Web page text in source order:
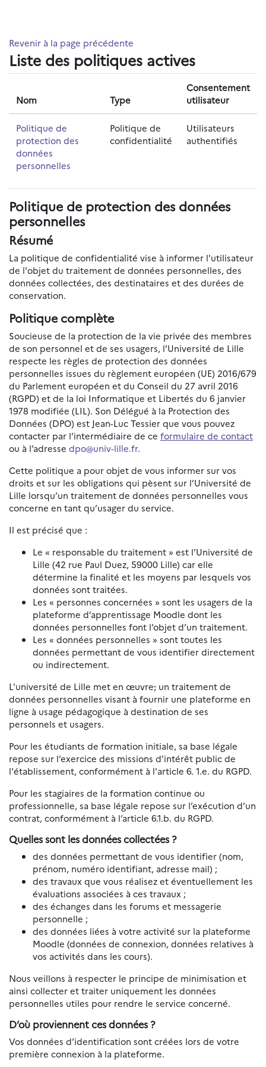
Revenir à la page précédente
Liste des politiques actives
Nom Type
Consentement
utilisateur
Politique de
protection des
données
personnelles
Politique de
confidentialité
Utilisateurs
authentifiés
Politique de protection des données
personnelles
Résumé
La politique de confidentialité vise à informer l'utilisateur
de l'objet du traitement de données personnelles, des
données collectées, des destinataires et des durées de
conservation.
Politique complète
Soucieuse de la protection de la vie privée des membres
de son personnel et de ses usagers, l’Université de Lille
respecte les règles de protection des données
personnelles issues du règlement européen (UE) 2016/679
du Parlement européen et du Conseil du 27 avril 2016
(RGPD) et de la loi Informatique et Libertés du 6 janvier
1978 modifiée (LIL). Son Délégué à la Protection des
Données (DPO) est Jean-Luc Tessier que vous pouvez
contacter par l’intermédiaire de ce formulaire de contact
ou à l’adresse dpo@univ-lille.fr.
Cette politique a pour objet de vous informer sur vos
droits et sur les obligations qui pèsent sur l’Université de
Lille lorsqu’un traitement de données personnelles vous
concerne en tant qu’usager du service.
Il est précisé que :
Le « responsable du traitement » est l’Université de
Lille (42 rue Paul Duez, 59000 Lille) car elle
détermine la finalité et les moyens par lesquels vos
données sont traitées.
Les « personnes concernées » sont les usagers de la
plateforme d’apprentissage Moodle dont les
données personnelles font l’objet d’un traitement.
Les « données personnelles » sont toutes les
données permettant de vous identifier directement
ou indirectement.
L'université de Lille met en œuvre, un traitement de
données personnelles visant à fournir une plateforme en
ligne à usage pédagogique à destination de ses
personnels et usagers.
Pour les étudiants de formation initiale, sa base légale
repose sur l’exercice des missions d'intérêt public de
l'établissement, conformément à l'article 6. 1.e. du RGPD.
Pour les stagiaires de la formation continue ou
professionnelle, sa base légale repose sur l’exécution d’un
contrat, conformément à l’article 6.1.b. du RGPD.
Quelles sont les données collectées ?
des données permettant de vous identifier (nom,
prénom, numéro identifiant, adresse mail) ;
des travaux que vous réalisez et éventuellement les
évaluations associées à ces travaux ;
des échanges dans les forums et messagerie
personnelle ;
des données liées à votre activité sur la plateforme
Moodle (données de connexion, données relatives à
vos activités dans les cours).
Nous veillons à respecter le principe de minimisation et
ainsi collecter et traiter uniquement les données
personnelles utiles pour rendre le service concerné.
D’où proviennent ces données ?
Vos données d’identification sont créées lors de votre
première connexion à la plateforme.